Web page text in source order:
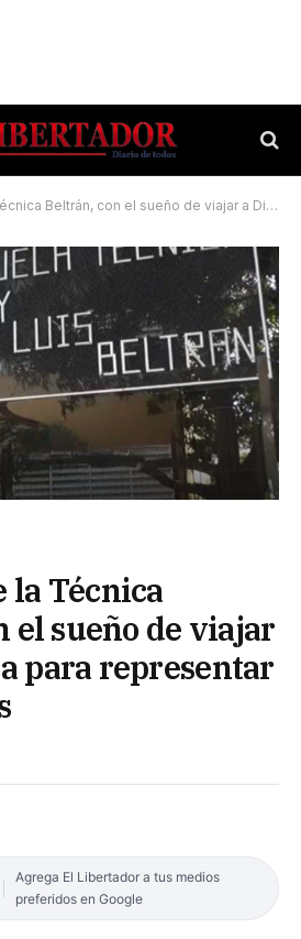
con el sueño de viajar a Dinamarca para representar a Corrientes
la Técnica
el sueño de viajar
para representar
Agrega El Libertador a tus medios
preferidos en Google